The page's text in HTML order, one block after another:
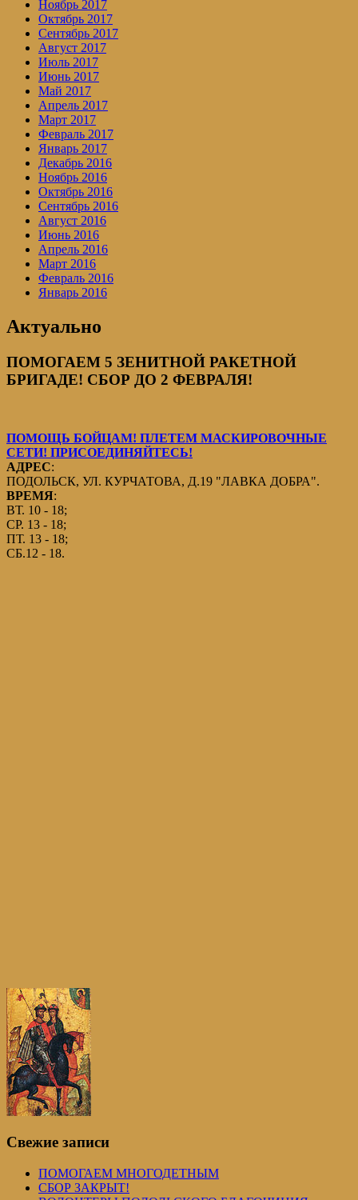
Ноябрь 2017
Октябрь 2017
Сентябрь 2017
Август 2017
Июль 2017
Июнь 2017
Май 2017
Апрель 2017
Март 2017
Февраль 2017
Январь 2017
Декабрь 2016
Ноябрь 2016
Октябрь 2016
Сентябрь 2016
Август 2016
Июнь 2016
Апрель 2016
Март 2016
Февраль 2016
Январь 2016
Актуально
ПОМОГАЕМ 5 ЗЕНИТНОЙ РАКЕТНОЙ
БРИГАДЕ! СБОР ДО 2 ФЕВРАЛЯ!
ПОМОЩЬ БОЙЦАМ! ПЛЕТЕМ МАСКИРОВОЧНЫЕ
СЕТИ! ПРИСОЕДИНЯЙТЕСЬ!
АДРЕС:
ПОДОЛЬСК, УЛ. КУРЧАТОВА, Д.19 "ЛАВКА ДОБРА".
ВРЕМЯ:
ВТ. 10 - 18;
СР. 13 - 18;
ПТ. 13 - 18;
СБ.12 - 18.
Свежие записи
ПОМОГАЕМ МНОГОДЕТНЫМ
СБОР ЗАКРЫТ!